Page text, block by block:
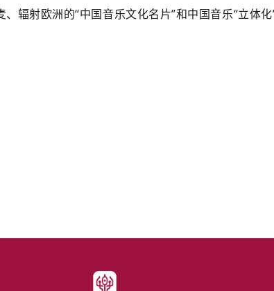
辐射欧洲的“中国音乐文化名片”和中国音乐“立体化